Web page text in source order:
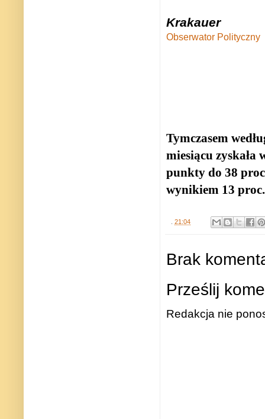
Krakauer
Obserwator Polityczny
Tymczasem
miesiącu zyskała
punkty do 38
wynikiem 13
21:04
Brak
Prześlij
Redakcja nie